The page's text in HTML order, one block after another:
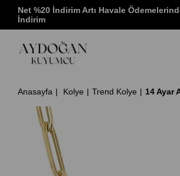
Net %20 İndirim Artı Havale
İndirim
Anasayfa Kolye Trend Kolye 14 Ayar